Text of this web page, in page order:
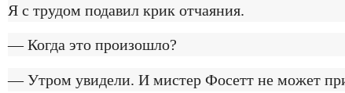
Я с трудом подавил крик отчаяния.
— Когда это произошло?
— Утром увидели. И мистер Фосетт не может